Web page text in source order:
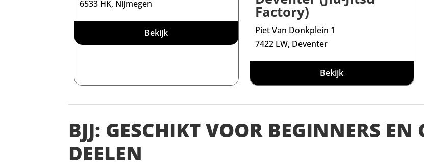
6533 HK, Nijmegen
Bekijk
Factory)
Piet Van Donkplein 1
7422 LW, Deventer
Bekijk
BJJ: GESCHIKT VOOR BEGINNERS EN
DEELEN